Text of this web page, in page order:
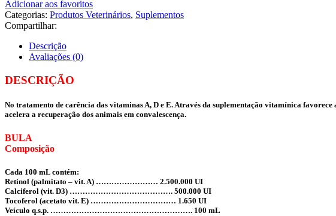
Adicionar aos favoritos
Categorias: Produtos Veterinários, Suplementos
Compartilhar:
Descrição
Avaliações (0)
DESCRIÇÃO
No tratamento de carência das vitaminas A, D e E. Através da suplementação vitamínica
acelera a recuperação dos animais em convalescença.
BULA
Composição
Cada 100 mL contém:
Retinol (palmitato – vit. A) …………………… 2.500.000 UI
Calciferol (vit. D3) …………………………………. 500.000 UI
Tocoferol (acetato vit. E) …………………………… 1.650 UI
Veículo q.s.p. ………………………………………………. 100 mL